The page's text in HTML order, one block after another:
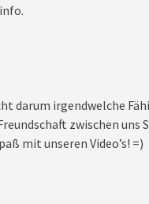
darum irgendwelche
zwischen
mit unseren Video’s! =)